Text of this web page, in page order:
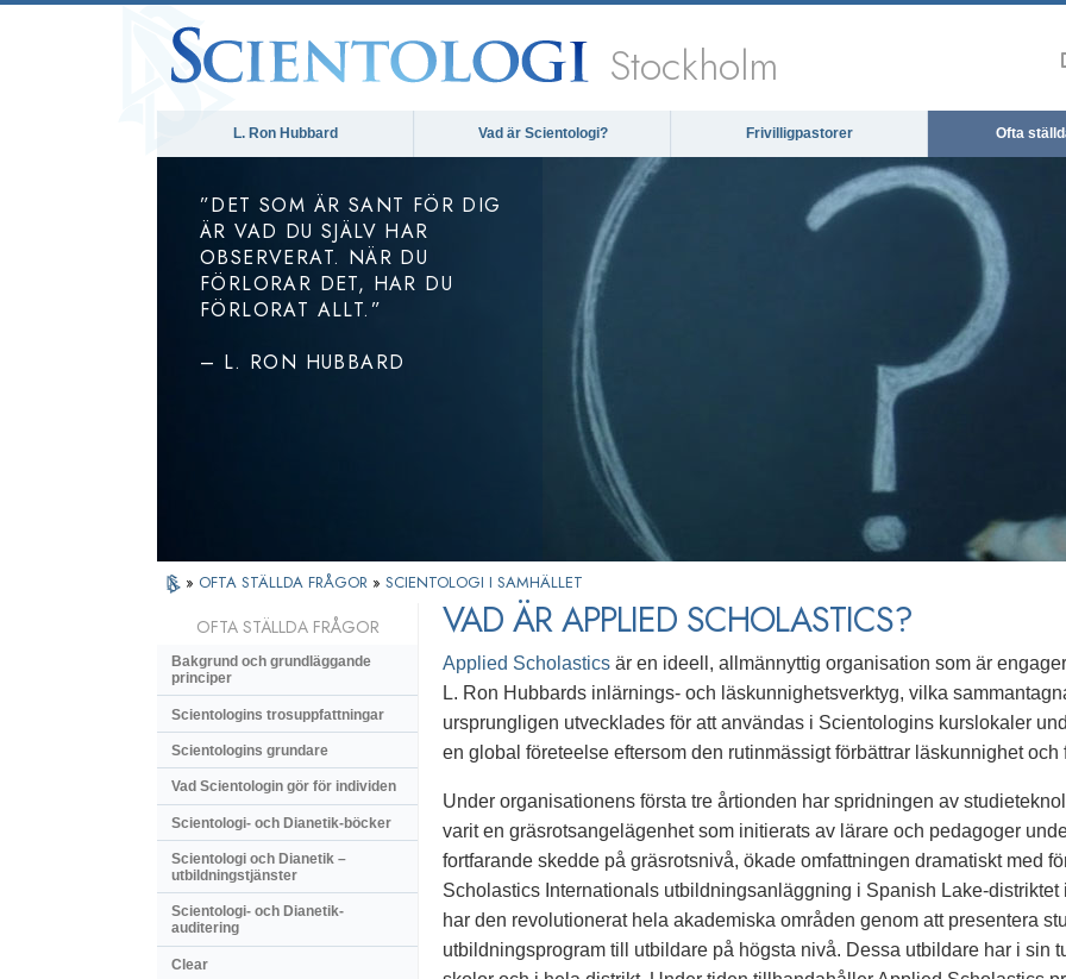
Stockholm
L. Ron Hubbard Vad är Scientologi? Frivilligpastorer Ofta
”DET SOM ÄR SANT FÖR DIG
ÄR VAD DU SJÄLV HAR
OBSERVERAT. NÄR DU
FÖRLORAR DET, HAR DU
FÖRLORAT ALLT.”
– L. RON HUBBARD
» OFTA STÄLLDA FRÅGOR » SCIENTOLOGI I SAMHÄLLET
VAD ÄR APPLIED SCHOLASTICS?
Applied Scholastics är en ideell, allmännyttig organisation som är
L. Ron Hubbards inlärnings- och läskunnighetsverktyg, vilka
ursprungligen utvecklades för att användas i Scientologins kurslokaler
en global företeelse eftersom den rutinmässigt förbättrar läskunnighet och
Under organisationens första tre årtionden har spridningen av
varit en gräsrotsangelägenhet som initierats av lärare och pedagoger
fortfarande skedde på gräsrotsnivå, ökade omfattningen dramatiskt med
Scholastics Internationals utbildningsanläggning i Spanish Lake-
har den revolutionerat hela akademiska områden genom att presentera
utbildningsprogram till utbildare på högsta nivå. Dessa utbildare har i sin
OFTA STÄLLDA FRÅGOR
Bakgrund och grundläggande
principer
Scientologins trosuppfattningar
Scientologins grundare
Vad Scientologin gör för individen
Scientologi- och Dianetik-böcker
Scientologi och Dianetik –
utbildningstjänster
Scientologi- och Dianetik-
auditering
Clear